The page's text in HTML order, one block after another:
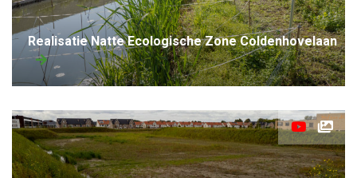
Realisatie Natte Ecologische Zone Coldenhovelaan